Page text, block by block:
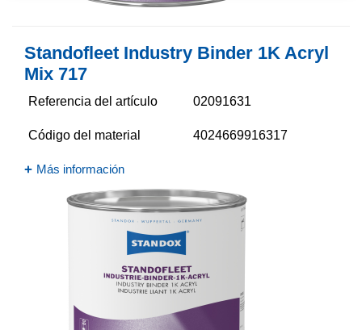
Standofleet Industry Binder 1K Acryl
Mix 717
Referencia del artículo 02091631
Código del material 4024669916317
Más información